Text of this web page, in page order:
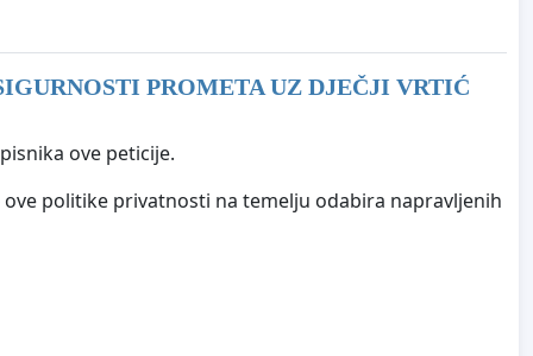
PROMETA UZ DJEČJI VRTIĆ
ove peticije.
politike privatnosti na temelju odabira napravljenih